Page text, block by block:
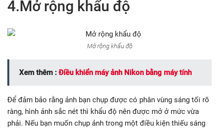
4.Mở rộng khẩu độ
Mở rộng khẩu độ
Xem thêm : Điều khiển máy ảnh Nikon bằng máy tính
Để đảm bảo rằng ảnh bạn chụp được có phân vùng sáng tối rõ
ràng, hình ảnh sắc nét thì khẩu độ nên được mở ở mức vừa
phải. Nếu bạn muốn chụp ảnh trong một điều kiện thiếu sáng